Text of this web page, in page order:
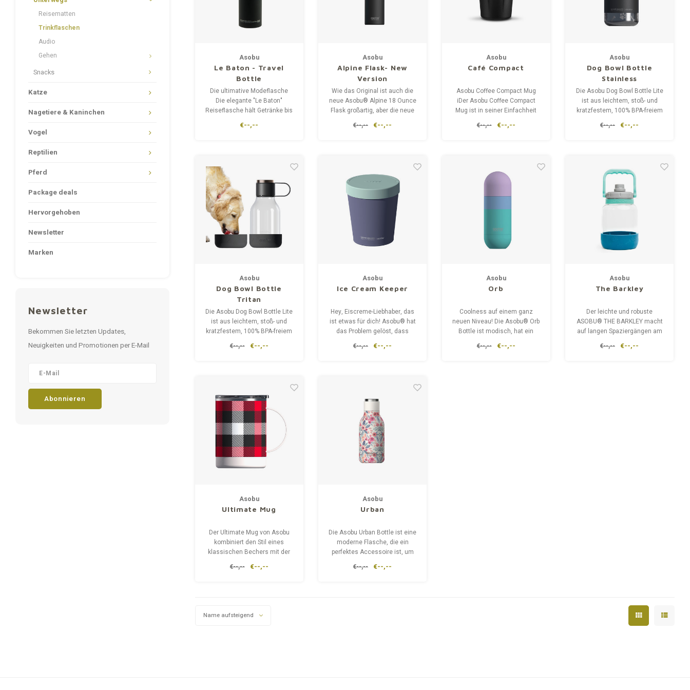
Reisematten
Trinkflaschen
Audio
Gehen
Snacks
Katze
Nagetiere & Kaninchen
Vogel
Reptilien
Pferd
Package deals
Hervorgehoben
Newsletter
Marken
Newsletter
Bekommen Sie letzten Updates,
Neuigkeiten und Promotionen per E-Mail
Abonnieren
Asobu
Le Baton - Travel
Bottle
Die ultimative Modeflasche
Die elegante "Le Baton"
Reiseflasche hält Getränke bis
8 Stunden heiß.
€--,--
Asobu
Alpine Flask- New
Version
Wie das Original ist auch die
neue Asobu® Alpine 18 Ounce
Flask großartig, aber die neue
Upgrades. Zum einen ist sie
€--,-- €--,--
Asobu
Café Compact
Asobu Coffee Compact Mug
iDer Asobu Coffee Compact
Mug ist in seiner Einfachheit
schlichte und stilvolle Look
€--,-- €--,--
Asobu
Dog Bowl Bottle
Stainless
Die Asobu Dog Bowl Bottle Lite
ist aus leichtem, stoß- und
kratzfestem, 100% BPA-freiem
erleichtert das Tragen der
€--,-- €--,--
Asobu
Dog Bowl Bottle
Tritan
Die Asobu Dog Bowl Bottle Lite
ist aus leichtem, stoß- und
kratzfestem, 100% BPA-freiem
erleichtert das Tragen der
€--,-- €--,--
Asobu
Ice Cream Keeper
Hey, Eiscreme-Liebhaber, das
ist etwas für dich! Asobu® hat
das Problem gelöst, dass
wenigen Minuten zu
€--,-- €--,--
Asobu
Orb
Coolness auf einem ganz
neuen Niveau! Die Asobu® Orb
Bottle ist modisch, hat ein
und sehr praktisch.
€--,-- €--,--
Asobu
The Barkley
Der leichte und robuste
ASOBU® THE BARKLEY macht
auf langen Spaziergängen am
€--,-- €--,--
Asobu
Ultimate Mug
Der Ultimate Mug von Asobu
kombiniert den Stil eines
klassischen Bechers mit der
Isolierflasche.
€--,-- €--,--
Asobu
Urban
Die Asobu Urban Bottle ist eine
moderne Flasche, die ein
perfektes Accessoire ist, um
zu ergänzen. Und jetzt
€--,-- €--,--
Name aufsteigend